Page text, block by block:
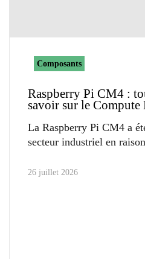
Composants
Raspberry Pi CM4 :
savoir sur le
La Raspberry Pi CM4 a
secteur industriel en
26 juillet 2026